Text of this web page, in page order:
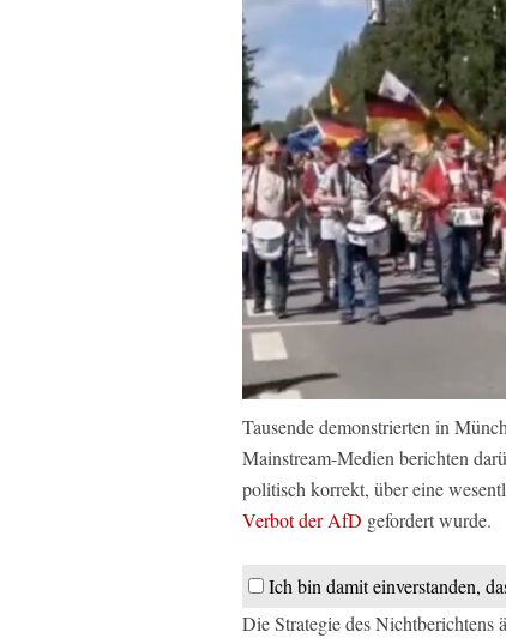
Tausende demonstrierten in
Mainstream-Medien berichten
politisch korrekt, über eine
Verbot der AfD gefordert wurde.
Ich bin damit einverstanden,
Die Strategie des Nichtberichtens